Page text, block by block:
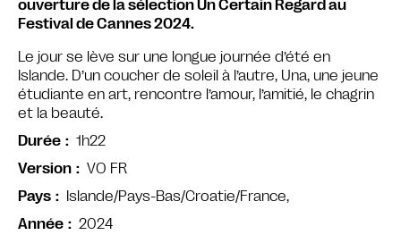
ouverture de la sélection Un Certain Regard au
Festival de Cannes 2024.
Le jour se lève sur une longue journée d’été en
Islande. D’un coucher de soleil à l’autre, Una, une jeune
étudiante en art, rencontre l’amour, l’amitié, le chagrin
et la beauté.
Durée
1h22
Version
VO FR
Pays
Islande/Pays-Bas/Croatie/France,
Année
2024